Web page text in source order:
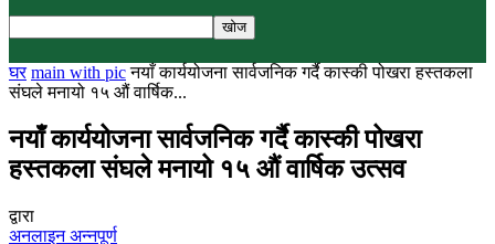
घर main with pic नयाँ कार्ययोजना सार्वजनिक गर्दै कास्की पोखरा हस्तकला
संघले मनायो १५ औं वार्षिक...
नयाँ कार्ययोजना सार्वजनिक गर्दै कास्की पोखरा
हस्तकला संघले मनायो १५ औं वार्षिक उत्सव
द्वारा
अनलाइन अन्नपूर्ण